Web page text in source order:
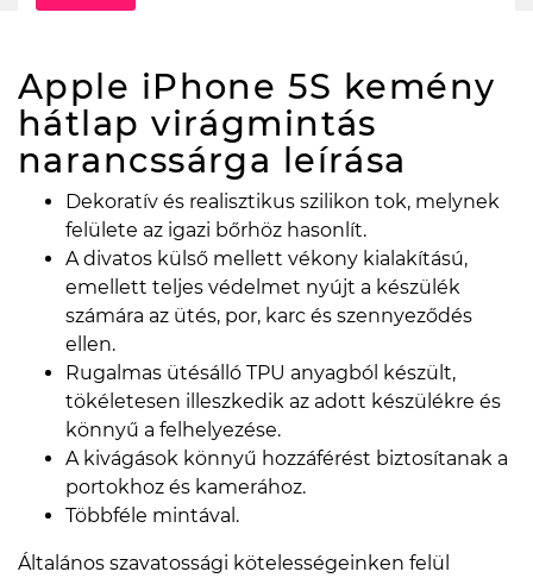
Apple iPhone 5S kemény
hátlap virágmintás
narancssárga leírása
Dekoratív és realisztikus szilikon tok, melynek
felülete az igazi bőrhöz hasonlít.
A divatos külső mellett vékony kialakítású,
emellett teljes védelmet nyújt a készülék
számára az ütés, por, karc és szennyeződés
ellen.
Rugalmas ütésálló TPU anyagból készült,
tökéletesen illeszkedik az adott készülékre és
könnyű a felhelyezése.
A kivágások könnyű hozzáférést biztosítanak a
portokhoz és kamerához.
Többféle mintával.
Általános szavatossági kötelességeinken felül